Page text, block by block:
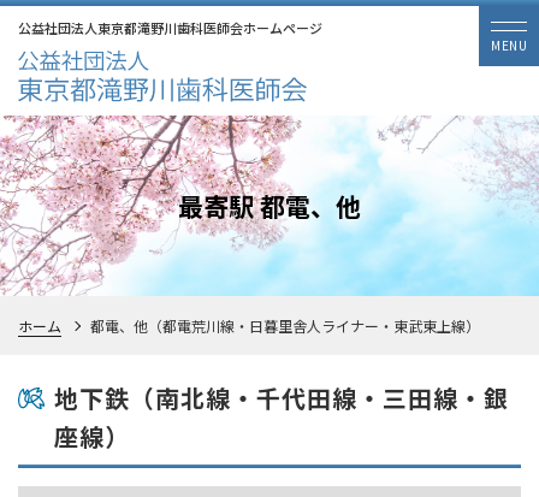
公益社団法人東京都滝野川歯科医師会ホームページ
最寄駅 都電、他
ホーム 都電、他（都電荒川線・日暮里舎人ライナー・東武東上線）
地下鉄（南北線・千代田線・三田線・銀
座線）